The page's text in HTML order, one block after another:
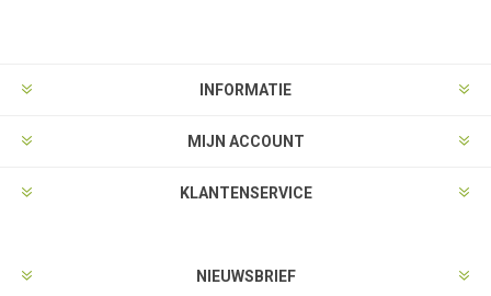
INFORMATIE
MIJN ACCOUNT
KLANTENSERVICE
NIEUWSBRIEF